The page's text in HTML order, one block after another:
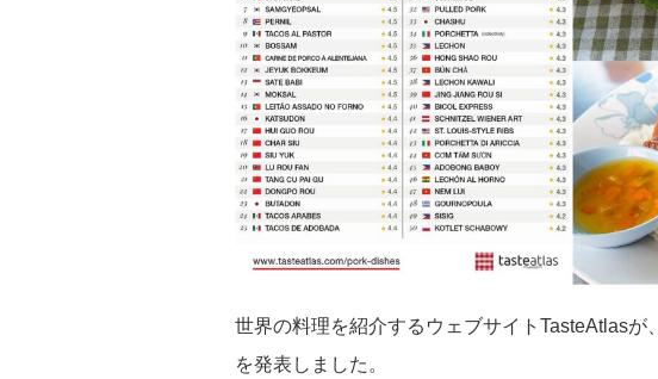
世界の料理を紹介するウェブサイトTasteAtlasが、
を発表しました。